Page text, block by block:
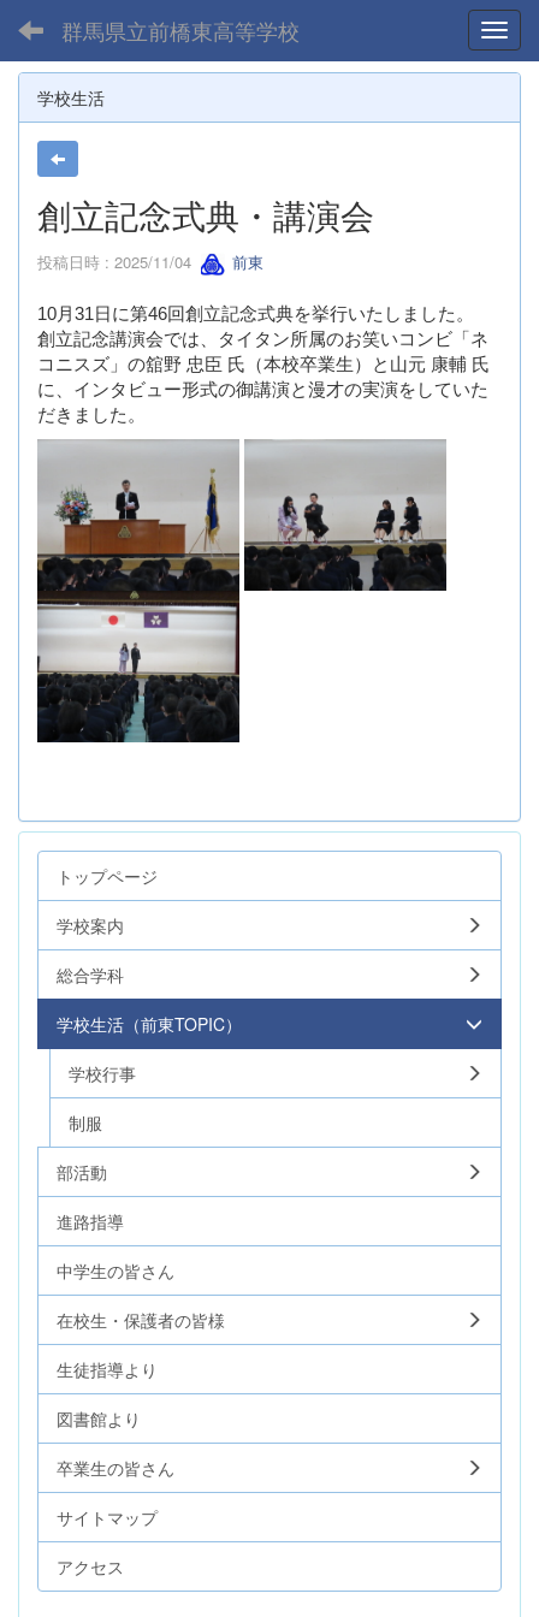
群馬県立前橋東高等学校
学校生活
創立記念式典・講演会
投稿日時 : 2025/11/04 前東
10月31日に第46回創立記念式典を挙行いたしました。
創立記念講演会では、タイタン所属のお笑いコンビ「ネ
コニスズ」の舘野 忠臣 氏（本校卒業生）と山元 康輔 氏
に、インタビュー形式の御講演と漫才の実演をしていた
だきました。
トップページ
学校案内
総合学科
学校生活（前東TOPIC）
学校行事
制服
部活動
進路指導
中学生の皆さん
在校生・保護者の皆様
生徒指導より
図書館より
卒業生の皆さん
サイトマップ
アクセス